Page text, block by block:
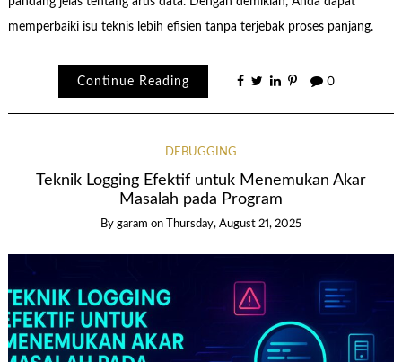
memperbaiki isu teknis lebih efisien tanpa terjebak proses panjang.
Continue Reading 0
DEBUGGING
Teknik Logging Efektif untuk Menemukan Akar
Masalah pada Program
By garam on Thursday, August 21, 2025